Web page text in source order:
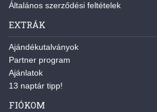
Általános szerződési feltételek
EXTRÁK
Ajándékutalványok
Partner program
Ajánlatok
13 naptár tipp!
FIÓKOM